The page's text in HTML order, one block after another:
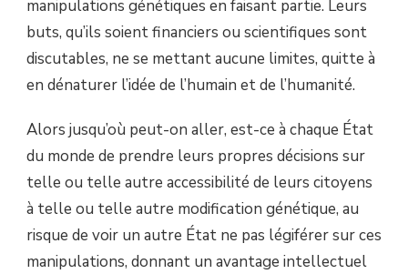
manipulations génétiques en faisant partie. Leurs
buts, qu’ils soient financiers ou scientifiques sont
discutables, ne se mettant aucune limites, quitte à
en dénaturer l’idée de l’humain et de l’humanité.
Alors jusqu’où peut-on aller, est-ce à chaque État
du monde de prendre leurs propres décisions sur
telle ou telle autre accessibilité de leurs citoyens
à telle ou telle autre modification génétique, au
risque de voir un autre État ne pas légiférer sur ces
manipulations, donnant un avantage intellectuel